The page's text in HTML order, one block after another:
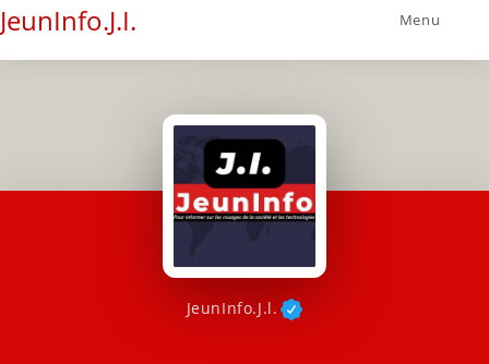
JeunInfo.J.I. Menu
JeunInfo.J.l.